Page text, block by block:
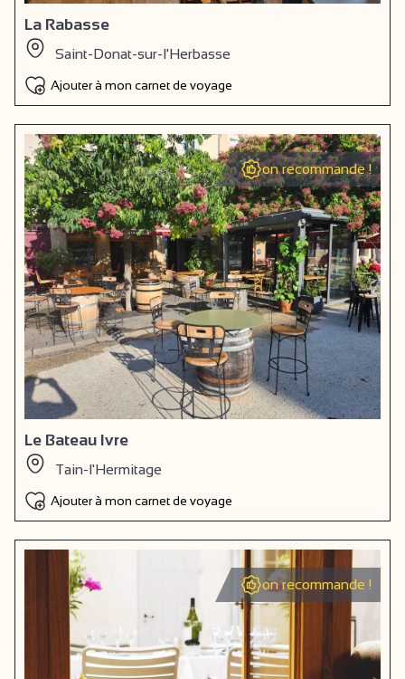
La Rabasse
Saint-Donat-sur-l'Herbasse
Ajouter à mon carnet de voyage
on recommande !
Le Bateau Ivre
Tain-l'Hermitage
Ajouter à mon carnet de voyage
on recommande !